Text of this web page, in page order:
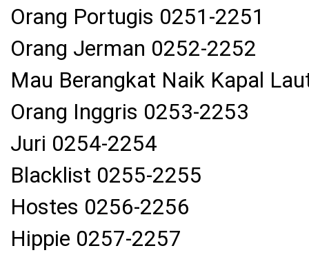
Orang Portugis 0251-2251
Orang Jerman 0252-2252
Mau Berangkat Naik Kapal
Orang Inggris 0253-2253
Juri 0254-2254
Blacklist 0255-2255
Hostes 0256-2256
Hippie 0257-2257